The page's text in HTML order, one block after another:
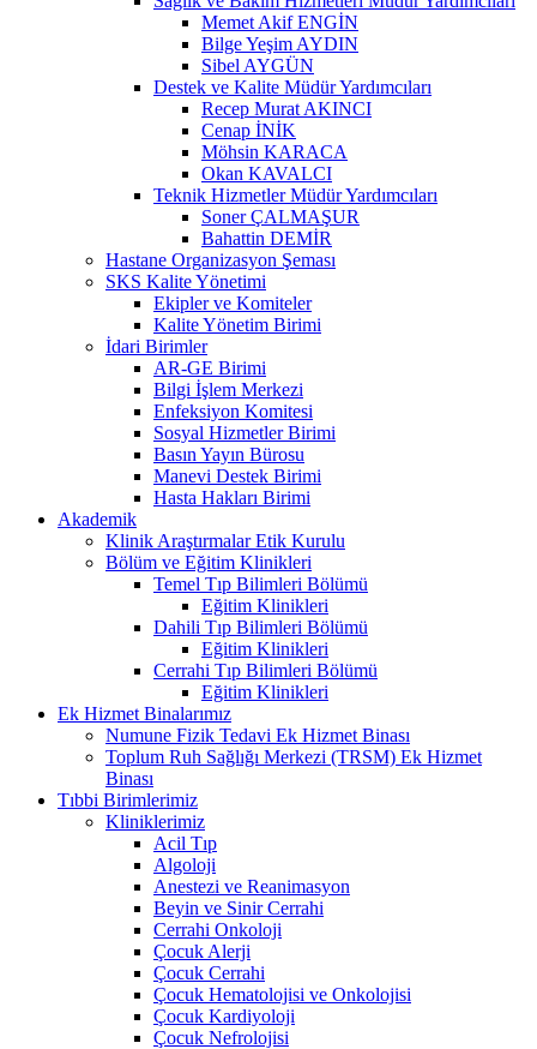
Memet Akif ENGİN
Bilge Yeşim AYDIN
Sibel AYGÜN
Destek ve Kalite Müdür Yardımcıları
Recep Murat AKINCI
Cenap İNİK
Möhsin KARACA
Okan KAVALCI
Teknik Hizmetler Müdür Yardımcıları
Soner ÇALMAŞUR
Bahattin DEMİR
Hastane Organizasyon Şeması
SKS Kalite Yönetimi
Ekipler ve Komiteler
Kalite Yönetim Birimi
İdari Birimler
AR-GE Birimi
Bilgi İşlem Merkezi
Enfeksiyon Komitesi
Sosyal Hizmetler Birimi
Basın Yayın Bürosu
Manevi Destek Birimi
Hasta Hakları Birimi
Akademik
Klinik Araştırmalar Etik Kurulu
Bölüm ve Eğitim Klinikleri
Temel Tıp Bilimleri Bölümü
Eğitim Klinikleri
Dahili Tıp Bilimleri Bölümü
Eğitim Klinikleri
Cerrahi Tıp Bilimleri Bölümü
Eğitim Klinikleri
Ek Hizmet Binalarımız
Numune Fizik Tedavi Ek Hizmet Binası
Toplum Ruh Sağlığı Merkezi (TRSM) Ek Hizmet
Binası
Tıbbi Birimlerimiz
Kliniklerimiz
Acil Tıp
Algoloji
Anestezi ve Reanimasyon
Beyin ve Sinir Cerrahi
Cerrahi Onkoloji
Çocuk Alerji
Çocuk Cerrahi
Çocuk Hematolojisi ve Onkolojisi
Çocuk Kardiyoloji
Çocuk Nefrolojisi